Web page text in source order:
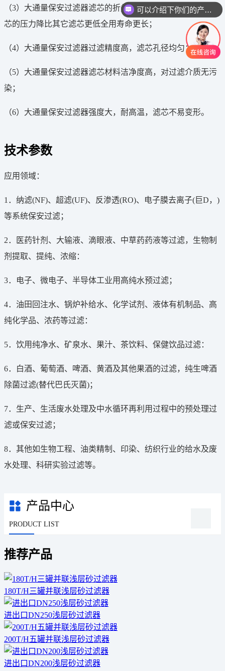
（3）大通量保安过滤器滤芯的折叠式表面设计使得大流量滤
芯的压力降比其它滤芯更低全用寿命更长；
（4）大通量保安过滤器过滤精度高，滤芯孔径均匀；
（5）大通量保安过滤器滤芯材料洁净度高，对过滤介质无污
染；
（6）大通量保安过滤器强度大，耐高温，滤芯不易变形。
技术参数
应用领域：
1．纳滤(NF)、超滤(UF)、反渗透(RO)、电子膜去离子(巨D，)
等系统保安过滤；
2．医药针剂、大输液、滴眼液、中草药药液等过滤，生物制
剂提取、提纯、浓缩：
3．电子、微电子、半导体工业用高纯水预过滤；
4．油田回注水、锅炉补给水、化学试剂、液体有机制品、高
纯化学品、浓药等过滤：
5．饮用纯净水、矿泉水、果汁、茶饮料、保健饮品过滤：
6．白酒、葡萄酒、啤酒、黄酒及其他果酒的过滤，纯生啤酒
除菌过滤(替代巴氏灭菌)；
7．生产、生活废水处理及中水循环再利用过程中的预处理过
滤或保安过滤；
8．其他如生物工程、油类精制、印染、纺织行业的给水及废
水处理、科研实验过滤等。
产品中心
PRODUCT LIST
推荐产品
180T/H三罐并联浅层砂过滤器
进出口DN250浅层砂过滤器
200T/H五罐并联浅层砂过滤器
进出口DN200浅层砂过滤器